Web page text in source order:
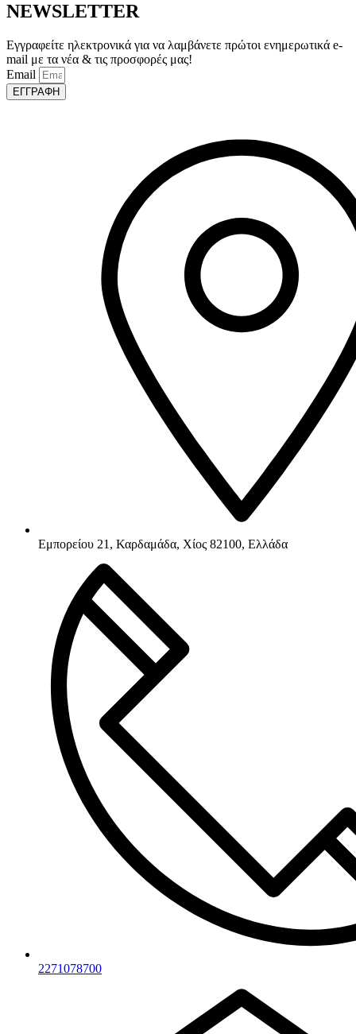
NEWSLETTER
Εγγραφείτε ηλεκτρονικά για να λαμβάνετε πρώτοι ενημερωτικά e-
mail με τα νέα & τις προσφορές μας!
Email
ΕΓΓΡΑΦΗ
Εμπορείου 21, Καρδαμάδα, Χίος 82100, Ελλάδα
2271078700